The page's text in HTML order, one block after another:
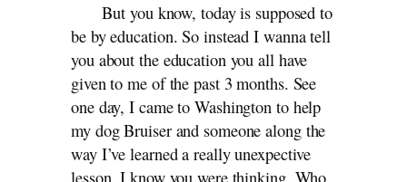
But you know, today is supposed to
be by education. So instead I wanna tell
you about the education you all have
given to me of the past 3 months. See
one day, I came to Washington to help
my dog Bruiser and someone along the
way I’ve learned a really unexpective
lesson. I know you were thinking, Who